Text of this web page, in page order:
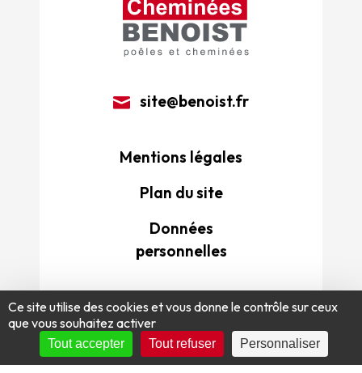
site@benoist.fr
Mentions légales
Plan du site
Données
personnelles
Ce site utilise des cookies et vous donne le contrôle sur ceux
que vous souhaitez activer
Tout accepter Tout refuser Personnaliser